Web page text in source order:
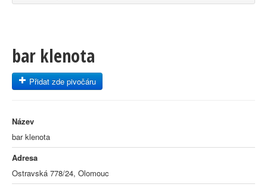
bar klenota
Přidat zde pivočáru
Název
bar klenota
Adresa
Ostravská 778/24, Olomouc